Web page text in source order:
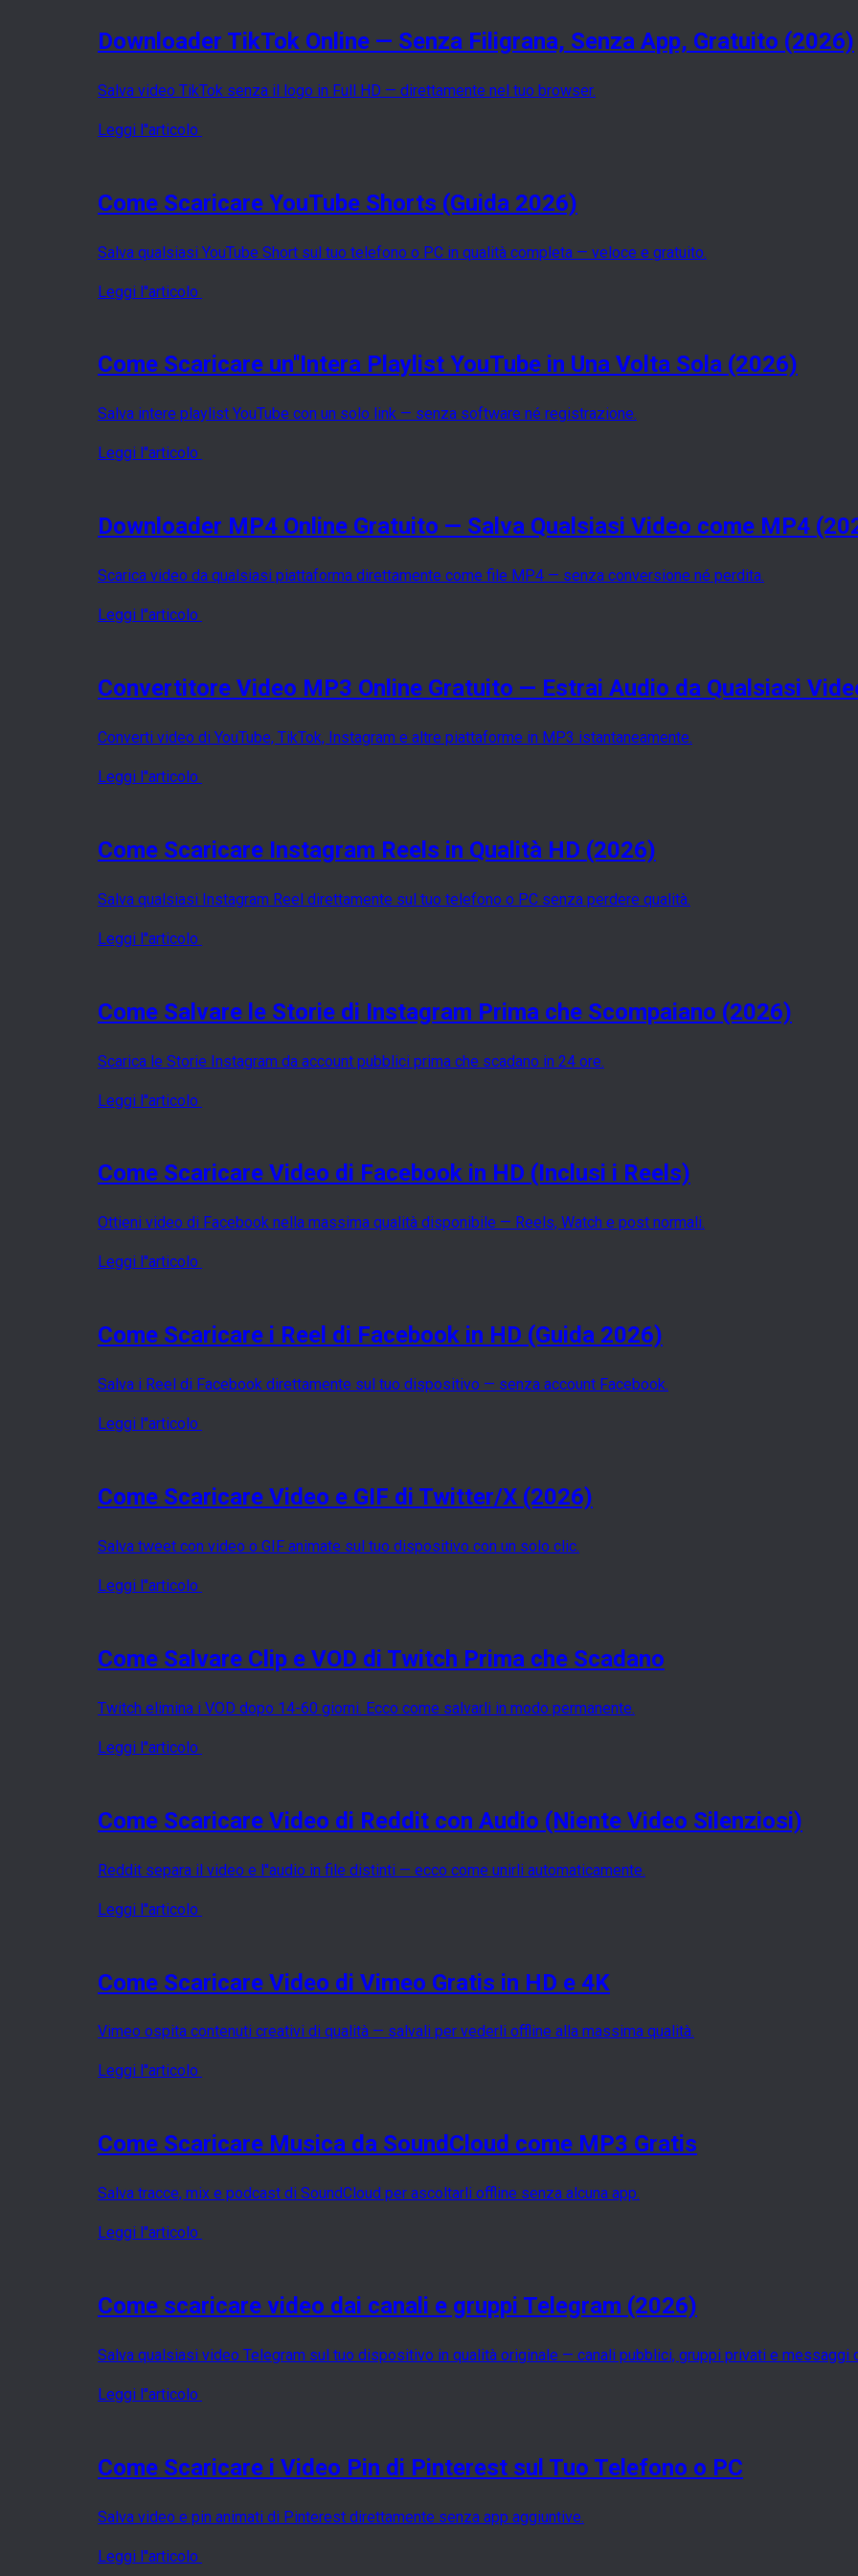
Downloader TikTok Online — Senza Filigrana, Senza App, Gratuito (2026)
Salva video TikTok senza il logo in Full HD — direttamente nel tuo browser.
Leggi l''articolo
Come Scaricare YouTube Shorts (Guida 2026)
Salva qualsiasi YouTube Short sul tuo telefono o PC in qualità completa — veloce e gratuito.
Leggi l''articolo
Come Scaricare un''Intera Playlist YouTube in Una Volta Sola (2026)
Salva intere playlist YouTube con un solo link — senza software né registrazione.
Leggi l''articolo
Downloader MP4 Online Gratuito — Salva Qualsiasi Video come MP4
Scarica video da qualsiasi piattaforma direttamente come file MP4 — senza conversione né perdita.
Leggi l''articolo
Convertitore Video MP3 Online Gratuito — Estrai Audio da Qualsiasi
Converti video di YouTube, TikTok, Instagram e altre piattaforme in MP3 istantaneamente.
Leggi l''articolo
Come Scaricare Instagram Reels in Qualità HD (2026)
Salva qualsiasi Instagram Reel direttamente sul tuo telefono o PC senza perdere qualità.
Leggi l''articolo
Come Salvare le Storie di Instagram Prima che Scompaiano (2026)
Scarica le Storie Instagram da account pubblici prima che scadano in 24 ore.
Leggi l''articolo
Come Scaricare Video di Facebook in HD (Inclusi i Reels)
Ottieni video di Facebook nella massima qualità disponibile — Reels, Watch e post normali.
Leggi l''articolo
Come Scaricare i Reel di Facebook in HD (Guida 2026)
Salva i Reel di Facebook direttamente sul tuo dispositivo — senza account Facebook.
Leggi l''articolo
Come Scaricare Video e GIF di Twitter/X (2026)
Salva tweet con video o GIF animate sul tuo dispositivo con un solo clic.
Leggi l''articolo
Come Salvare Clip e VOD di Twitch Prima che Scadano
Twitch elimina i VOD dopo 14-60 giorni. Ecco come salvarli in modo permanente.
Leggi l''articolo
Come Scaricare Video di Reddit con Audio (Niente Video Silenziosi)
Reddit separa il video e l''audio in file distinti — ecco come unirli automaticamente.
Leggi l''articolo
Come Scaricare Video di Vimeo Gratis in HD e 4K
Vimeo ospita contenuti creativi di qualità — salvali per vederli offline alla massima qualità.
Leggi l''articolo
Come Scaricare Musica da SoundCloud come MP3 Gratis
Salva tracce, mix e podcast di SoundCloud per ascoltarli offline senza alcuna app.
Leggi l''articolo
Come scaricare video dai canali e gruppi Telegram (2026)
Salva qualsiasi video Telegram sul tuo dispositivo in qualità originale — canali pubblici, gruppi privati e messaggi
Leggi l''articolo
Come Scaricare i Video Pin di Pinterest sul Tuo Telefono o PC
Salva video e pin animati di Pinterest direttamente senza app aggiuntive.
Leggi l''articolo